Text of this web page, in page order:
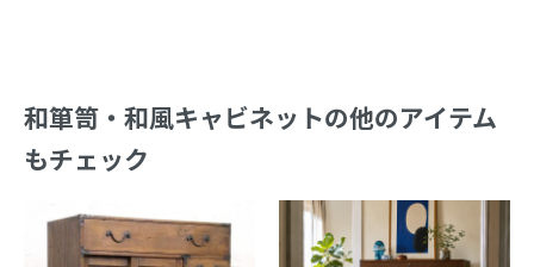
和箪笥・和風キャビネットの他のアイテム
もチェック